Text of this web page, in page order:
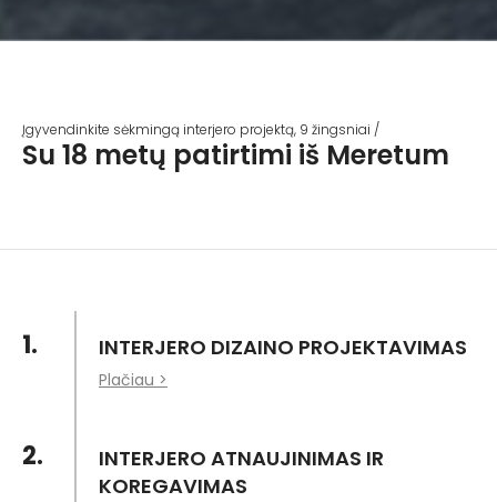
Įgyvendinkite sėkmingą interjero projektą, 9 žingsniai /
Su 18 metų patirtimi iš Meretum
1. INTERJERO DIZAINO PROJEKTAVIMAS
Plačiau >
2.
INTERJERO ATNAUJINIMAS IR
KOREGAVIMAS